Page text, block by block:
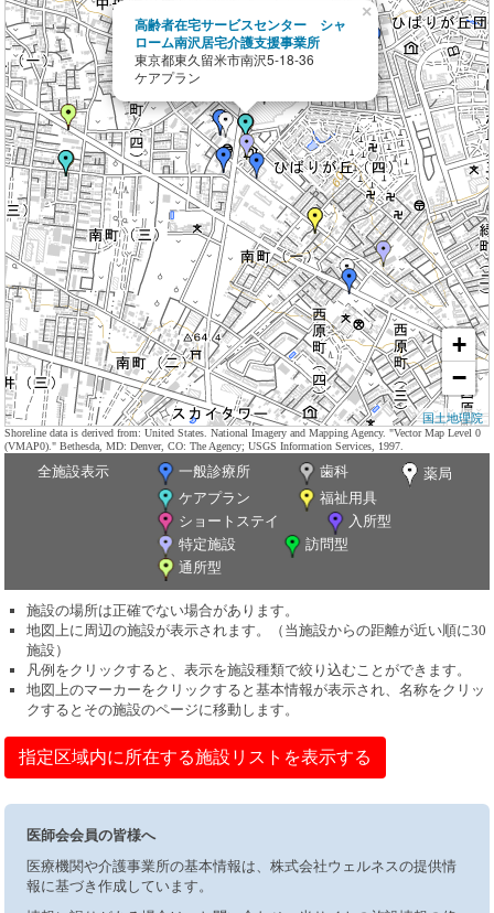
高齢者在宅サービスセンター シャ
ローム南沢居宅介護支援事業所
東京都東久留米市南沢5-18-36
ケアプラン
×
+
−
国土地理院
Shoreline data is derived from: United States. National Imagery and Mapping Agency. "Vector Map Level 0
(VMAP0)." Bethesda, MD: Denver, CO: The Agency; USGS Information Services, 1997.
全施設表示 一般診療所 歯科
薬局
ケアプラン
福祉用具
ショートステイ
入所型
特定施設
訪問型
通所型
施設の場所は正確でない場合があります。
地図上に周辺の施設が表示されます。（当施設からの距離が近い順に30
施設）
凡例をクリックすると、表示を施設種類で絞り込むことができます。
地図上のマーカーをクリックすると基本情報が表示され、名称をクリッ
クするとその施設のページに移動します。
指定区域内に所在する施設リストを表示する
医師会会員の皆様へ
医療機関や介護事業所の基本情報は、株式会社ウェルネスの提供情
報に基づき作成しています。